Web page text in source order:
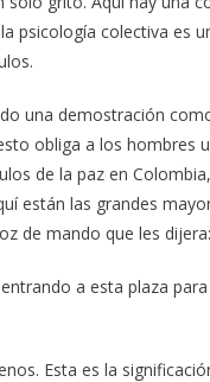
psicología colectiva es
una demostración
obliga a los
de la paz en
están las grandes
de mando que les
a esta plaza
Esta es la